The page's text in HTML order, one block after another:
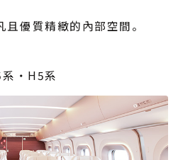
優質精緻的內部空間。
・H5系